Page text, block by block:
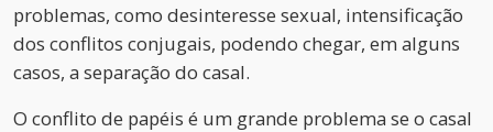
problemas, como desinteresse sexual, intensificação
dos conflitos conjugais, podendo chegar, em alguns
casos, a separação do casal.
O conflito de papéis é um grande problema se o casal